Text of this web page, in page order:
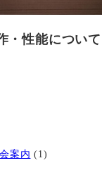
・性能につい
案内 (1)